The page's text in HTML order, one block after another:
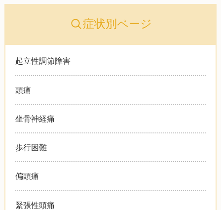
症状別ページ
起立性調節障害
頭痛
坐骨神経痛
歩行困難
偏頭痛
緊張性頭痛